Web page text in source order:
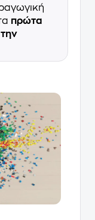
πρώτα